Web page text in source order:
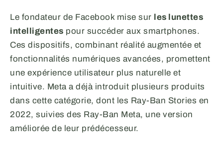
Le fondateur de Facebook mise sur les lunettes
intelligentes pour succéder aux smartphones.
Ces dispositifs, combinant réalité augmentée et
fonctionnalités numériques avancées, promettent
une expérience utilisateur plus naturelle et
intuitive. Meta a déjà introduit plusieurs produits
dans cette catégorie, dont les Ray-Ban Stories en
2022, suivies des Ray-Ban Meta, une version
améliorée de leur prédécesseur.